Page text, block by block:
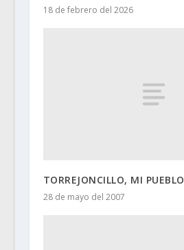
18 de febrero del 2026
TORREJONCILLO, MI PUEBLO
28 de mayo del 2007